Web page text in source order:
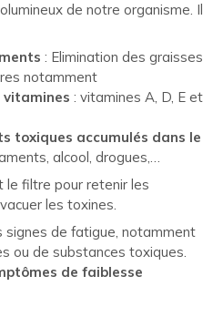
de notre organisme. Il
: Elimination des graisses
notamment
: vitamines A, D, E et
toxiques accumulés dans le
alcool, drogues,…
le filtre pour retenir les
les toxines.
signes de fatigue, notamment
ou de substances toxiques.
de faiblesse